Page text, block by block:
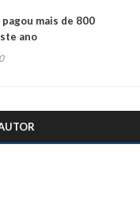
mais de 800
ano
0